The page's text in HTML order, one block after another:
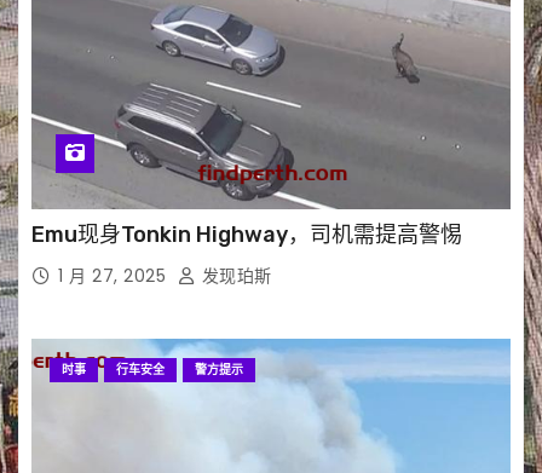
Emu现身Tonkin Highway，司机需提高警惕
1 月 27, 2025 发现珀斯
时事 行车安全 警方提示